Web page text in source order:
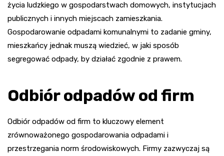
życia ludzkiego w gospodarstwach domowych, instytucjach
publicznych i innych miejscach zamieszkania.
Gospodarowanie odpadami komunalnymi to zadanie gminy,
mieszkańcy jednak muszą wiedzieć, w jaki sposób
segregować odpady, by działać zgodnie z prawem.
Odbiór odpadów od firm
Odbiór odpadów od firm to kluczowy element
zrównoważonego gospodarowania odpadami i
przestrzegania norm środowiskowych. Firmy zazwyczaj są